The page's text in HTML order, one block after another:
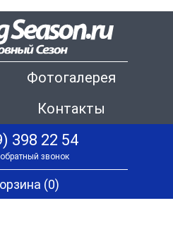
Фотогалерея
Контакты
398 22 54
звонок
(0)